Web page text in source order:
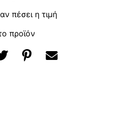
πέσει η τιμή
προϊόν